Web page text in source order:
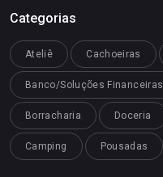
Categorias
Ateliê Cachoeiras
Banco/Soluções Financeiras
Borracharia Doceria
Camping Pousadas